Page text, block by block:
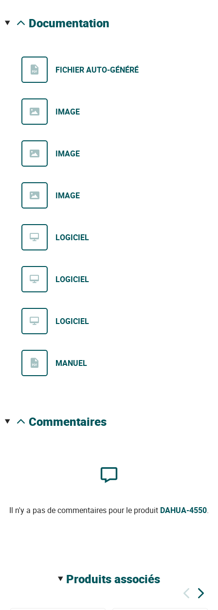
documentation
FICHIER AUTO-GÉNÉRÉ
IMAGE
IMAGE
IMAGE
LOGICIEL
LOGICIEL
LOGICIEL
MANUEL
commentaires
Il n'y a pas de commentaires pour le produit DAHUA-4550.
produits associés